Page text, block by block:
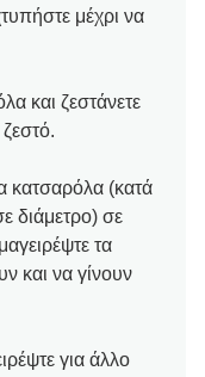
μέχρι να
και ζεστάνετε
κατσαρόλα (κατά
διάμετρο) σε
τα
και να γίνουν
για άλλο